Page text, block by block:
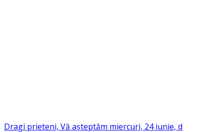
Dragi prieteni, Vă așteptăm miercuri, 24 iunie, d